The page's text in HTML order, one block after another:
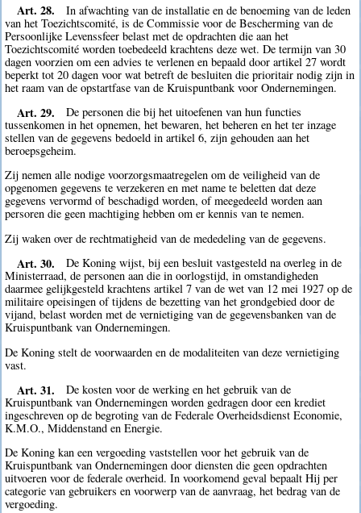
Art. 28.
In afwachting van de installatie en de benoeming van de leden
van het Toezichtscomité, is de Commissie voor de Bescherming van de
Persoonlijke Levenssfeer belast met de opdrachten die aan het
Toezichtscomité worden toebedeeld krachtens deze wet. De termijn van 30
dagen voorzien om een advies te verlenen en bepaald door artikel 27 wordt
beperkt tot 20 dagen voor wat betreft de besluiten die prioritair nodig zijn in
het raam van de opstartfase van de Kruispuntbank voor Ondernemingen.
Art. 29.
De personen die bij het uitoefenen van hun functies
tussenkomen in het opnemen, het bewaren, het beheren en het ter inzage
stellen van de gegevens bedoeld in artikel 6, zijn gehouden aan het
beroepsgeheim.
Zij nemen alle nodige voorzorgsmaatregelen om de veiligheid van de
opgenomen gegevens te verzekeren en met name te beletten dat deze
gegevens vervormd of beschadigd worden, of meegedeeld worden aan
persoren die geen machtiging hebben om er kennis van te nemen.
Zij waken over de rechtmatigheid van de mededeling van de gegevens.
Art. 30.
De Koning wijst, bij een besluit vastgesteld na overleg in de
Ministerraad, de personen aan die in oorlogstijd, in omstandigheden
daarmee gelijkgesteld krachtens artikel 7 van de wet van 12 mei 1927 op de
militaire opeisingen of tijdens de bezetting van het grondgebied door de
vijand, belast worden met de vernietiging van de gegevensbanken van de
Kruispuntbank van Ondernemingen.
De Koning stelt de voorwaarden en de modaliteiten van deze vernietiging
vast.
Art. 31.
De kosten voor de werking en het gebruik van de
Kruispuntbank van Ondernemingen worden gedragen door een krediet
ingeschreven op de begroting van de Federale Overheidsdienst Economie,
K.M.O., Middenstand en Energie.
De Koning kan een vergoeding vaststellen voor het gebruik van de
Kruispuntbank van Ondernemingen door diensten die geen opdrachten
uitvoeren voor de federale overheid. In voorkomend geval bepaalt Hij per
categorie van gebruikers en voorwerp van de aanvraag, het bedrag van de
vergoeding.